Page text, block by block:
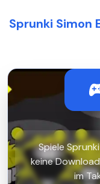
Sprunki Simon
Spiele
keine
im